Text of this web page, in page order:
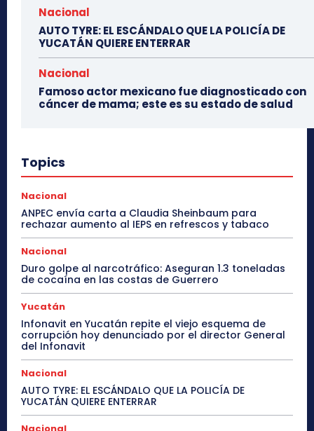
Nacional
AUTO TYRE: EL ESCÁNDALO QUE LA POLICÍA DE
YUCATÁN QUIERE ENTERRAR
Nacional
Famoso actor mexicano fue diagnosticado con
cáncer de mama; este es su estado de salud
Topics
Nacional
ANPEC envía carta a Claudia Sheinbaum para
rechazar aumento al IEPS en refrescos y tabaco
Nacional
Duro golpe al narcotráfico: Aseguran 1.3 toneladas
de cocaína en las costas de Guerrero
Yucatán
Infonavit en Yucatán repite el viejo esquema de
corrupción hoy denunciado por el director General
del Infonavit
Nacional
AUTO TYRE: EL ESCÁNDALO QUE LA POLICÍA DE
YUCATÁN QUIERE ENTERRAR